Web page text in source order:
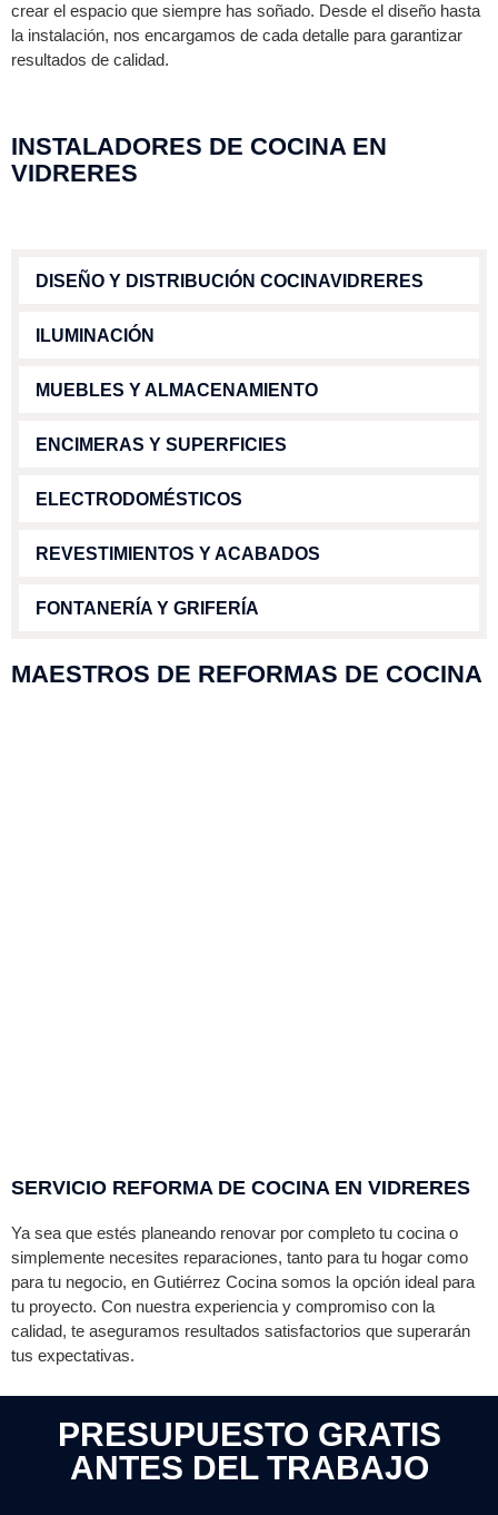
crear el espacio que siempre has soñado. Desde el diseño hasta
la instalación, nos encargamos de cada detalle para garantizar
resultados de calidad.
INSTALADORES DE COCINA EN
VIDRERES
DISEÑO Y DISTRIBUCIÓN COCINAVIDRERES
ILUMINACIÓN
MUEBLES Y ALMACENAMIENTO
ENCIMERAS Y SUPERFICIES
ELECTRODOMÉSTICOS
REVESTIMIENTOS Y ACABADOS
FONTANERÍA Y GRIFERÍA
MAESTROS DE REFORMAS DE COCINA
SERVICIO REFORMA DE COCINA EN VIDRERES
Ya sea que estés planeando renovar por completo tu cocina o
simplemente necesites reparaciones, tanto para tu hogar como
para tu negocio, en Gutiérrez Cocina somos la opción ideal para
tu proyecto. Con nuestra experiencia y compromiso con la
calidad, te aseguramos resultados satisfactorios que superarán
tus expectativas.
PRESUPUESTO GRATIS
ANTES DEL TRABAJO